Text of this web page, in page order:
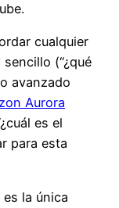
cualquier
(“¿qué
avanzado
Aurora
cuál es el
para esta
la única